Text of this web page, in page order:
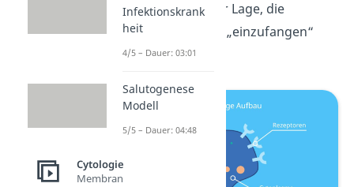
Makrophage in der Lage, die
Krankheitserreger „einzufangen“
und zu zersetzen.
Infektionskrank
heit
4/5 – Dauer: 03:01
Salutogenese
Modell
5/5 – Dauer: 04:48
Cytologie
Membran